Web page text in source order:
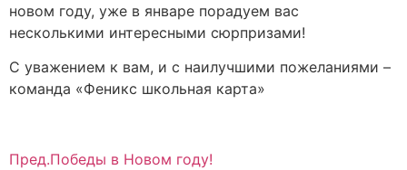
новом году, уже в январе порадуем вас
несколькими интересными сюрпризами!
С уважением к вам, и с наилучшими пожеланиями –
команда «Феникс школьная карта»
Пред.Победы в Новом году!